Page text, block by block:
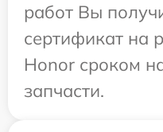
работ Вы
сертификат на
Honor сроком
запчасти.